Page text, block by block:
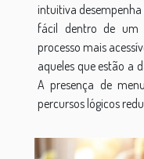
intuitiva
fácil dentro de um
processo mais
aqueles que estão a
A presença de
percursos lógicos